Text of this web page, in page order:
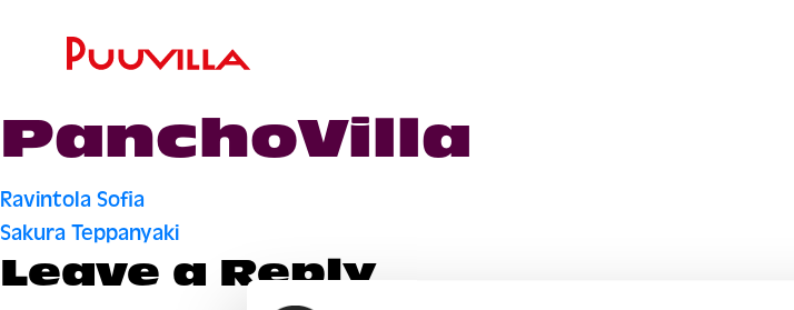
PanchoVilla
Artikkelien
selaus
Ravintola Sofia
Sakura Teppanyaki
Leave a Reply